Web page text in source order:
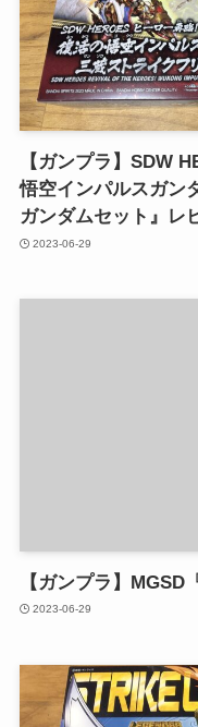
【ガンプラ】SDW
悟空インパルスガン
ガンダムセット』レ
2023-06-29
【ガンプラ】
2023-06-29